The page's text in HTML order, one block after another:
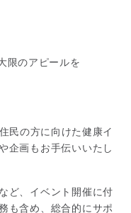
限のアピールを
民の方に向けた健康イ
企画もお手伝いいたし
ど、イベント開催に付
も含め、総合的にサポ